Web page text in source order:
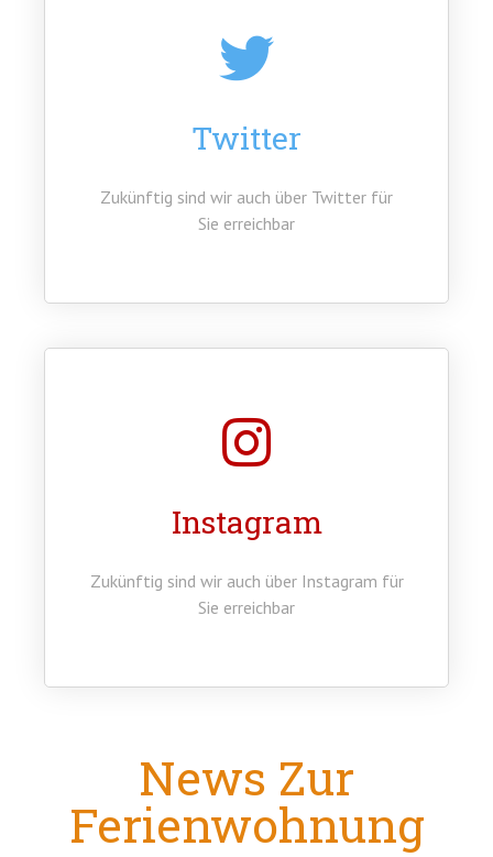
Twitter
Zukünftig sind wir auch über Twitter für
Sie erreichbar
Instagram
Zukünftig sind wir auch über Instagram für
Sie erreichbar
News Zur
Ferienwohnung